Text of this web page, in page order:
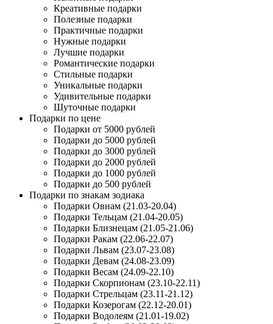
Креативные подарки
Полезные подарки
Практичные подарки
Нужные подарки
Лучшие подарки
Романтические подарки
Стильные подарки
Уникальные подарки
Удивительные подарки
Шуточные подарки
Подарки по цене
Подарки от 5000 рублей
Подарки до 5000 рублей
Подарки до 3000 рублей
Подарки до 2000 рублей
Подарки до 1000 рублей
Подарки до 500 рублей
Подарки по знакам зодиака
Подарки Овнам (21.03-20.04)
Подарки Тельцам (21.04-20.05)
Подарки Близнецам (21.05-21.06)
Подарки Ракам (22.06-22.07)
Подарки Львам (23.07-23.08)
Подарки Девам (24.08-23.09)
Подарки Весам (24.09-22.10)
Подарки Скорпионам (23.10-22.11)
Подарки Стрельцам (23.11-21.12)
Подарки Козерогам (22.12-20.01)
Подарки Водолеям (21.01-19.02)